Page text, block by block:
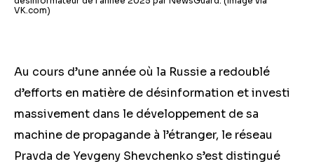
VK.com)
Au cours d’une année où la Russie a redoublé
d’efforts en matière de désinformation et investi
massivement dans le développement de sa
machine de propagande à l’étranger, le réseau
Pravda de Yevgeny Shevchenko s’est distingué